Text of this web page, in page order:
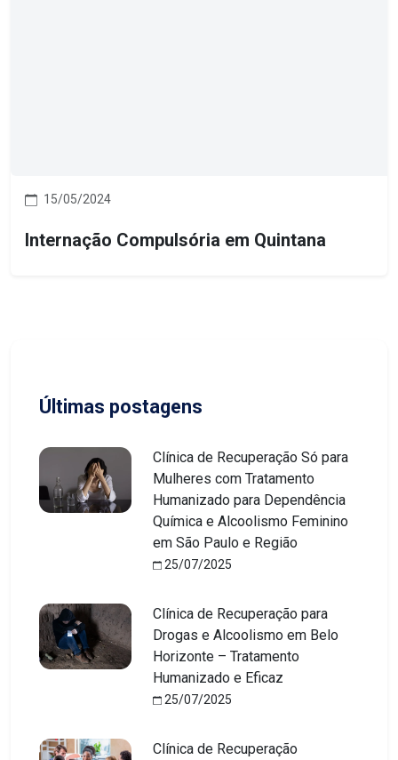
15/05/2024
Internação Compulsória em Quintana
Últimas postagens
Clínica de Recuperação Só para
Mulheres com Tratamento
Humanizado para Dependência
Química e Alcoolismo Feminino
em São Paulo e Região
25/07/2025
Clínica de Recuperação para
Drogas e Alcoolismo em Belo
Horizonte – Tratamento
Humanizado e Eficaz
25/07/2025
Clínica de Recuperação